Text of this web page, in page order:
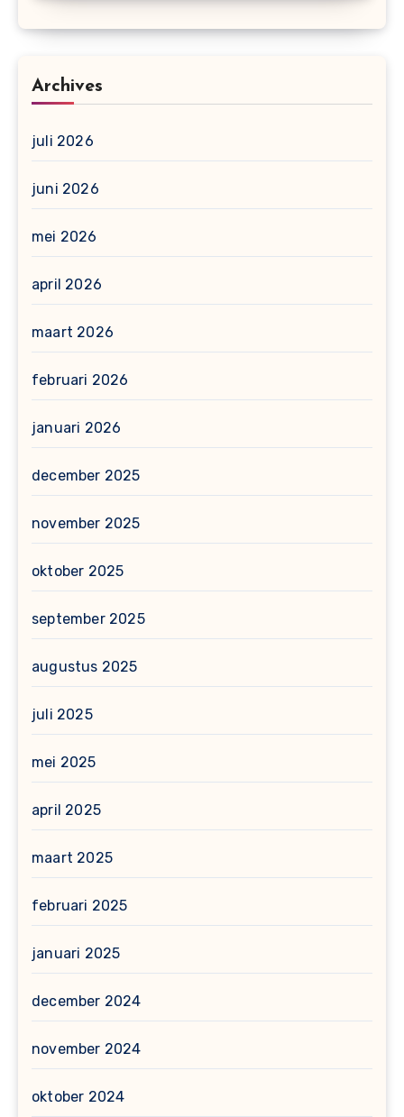
Archives
juli 2026
juni 2026
mei 2026
april 2026
maart 2026
februari 2026
januari 2026
december 2025
november 2025
oktober 2025
september 2025
augustus 2025
juli 2025
mei 2025
april 2025
maart 2025
februari 2025
januari 2025
december 2024
november 2024
oktober 2024